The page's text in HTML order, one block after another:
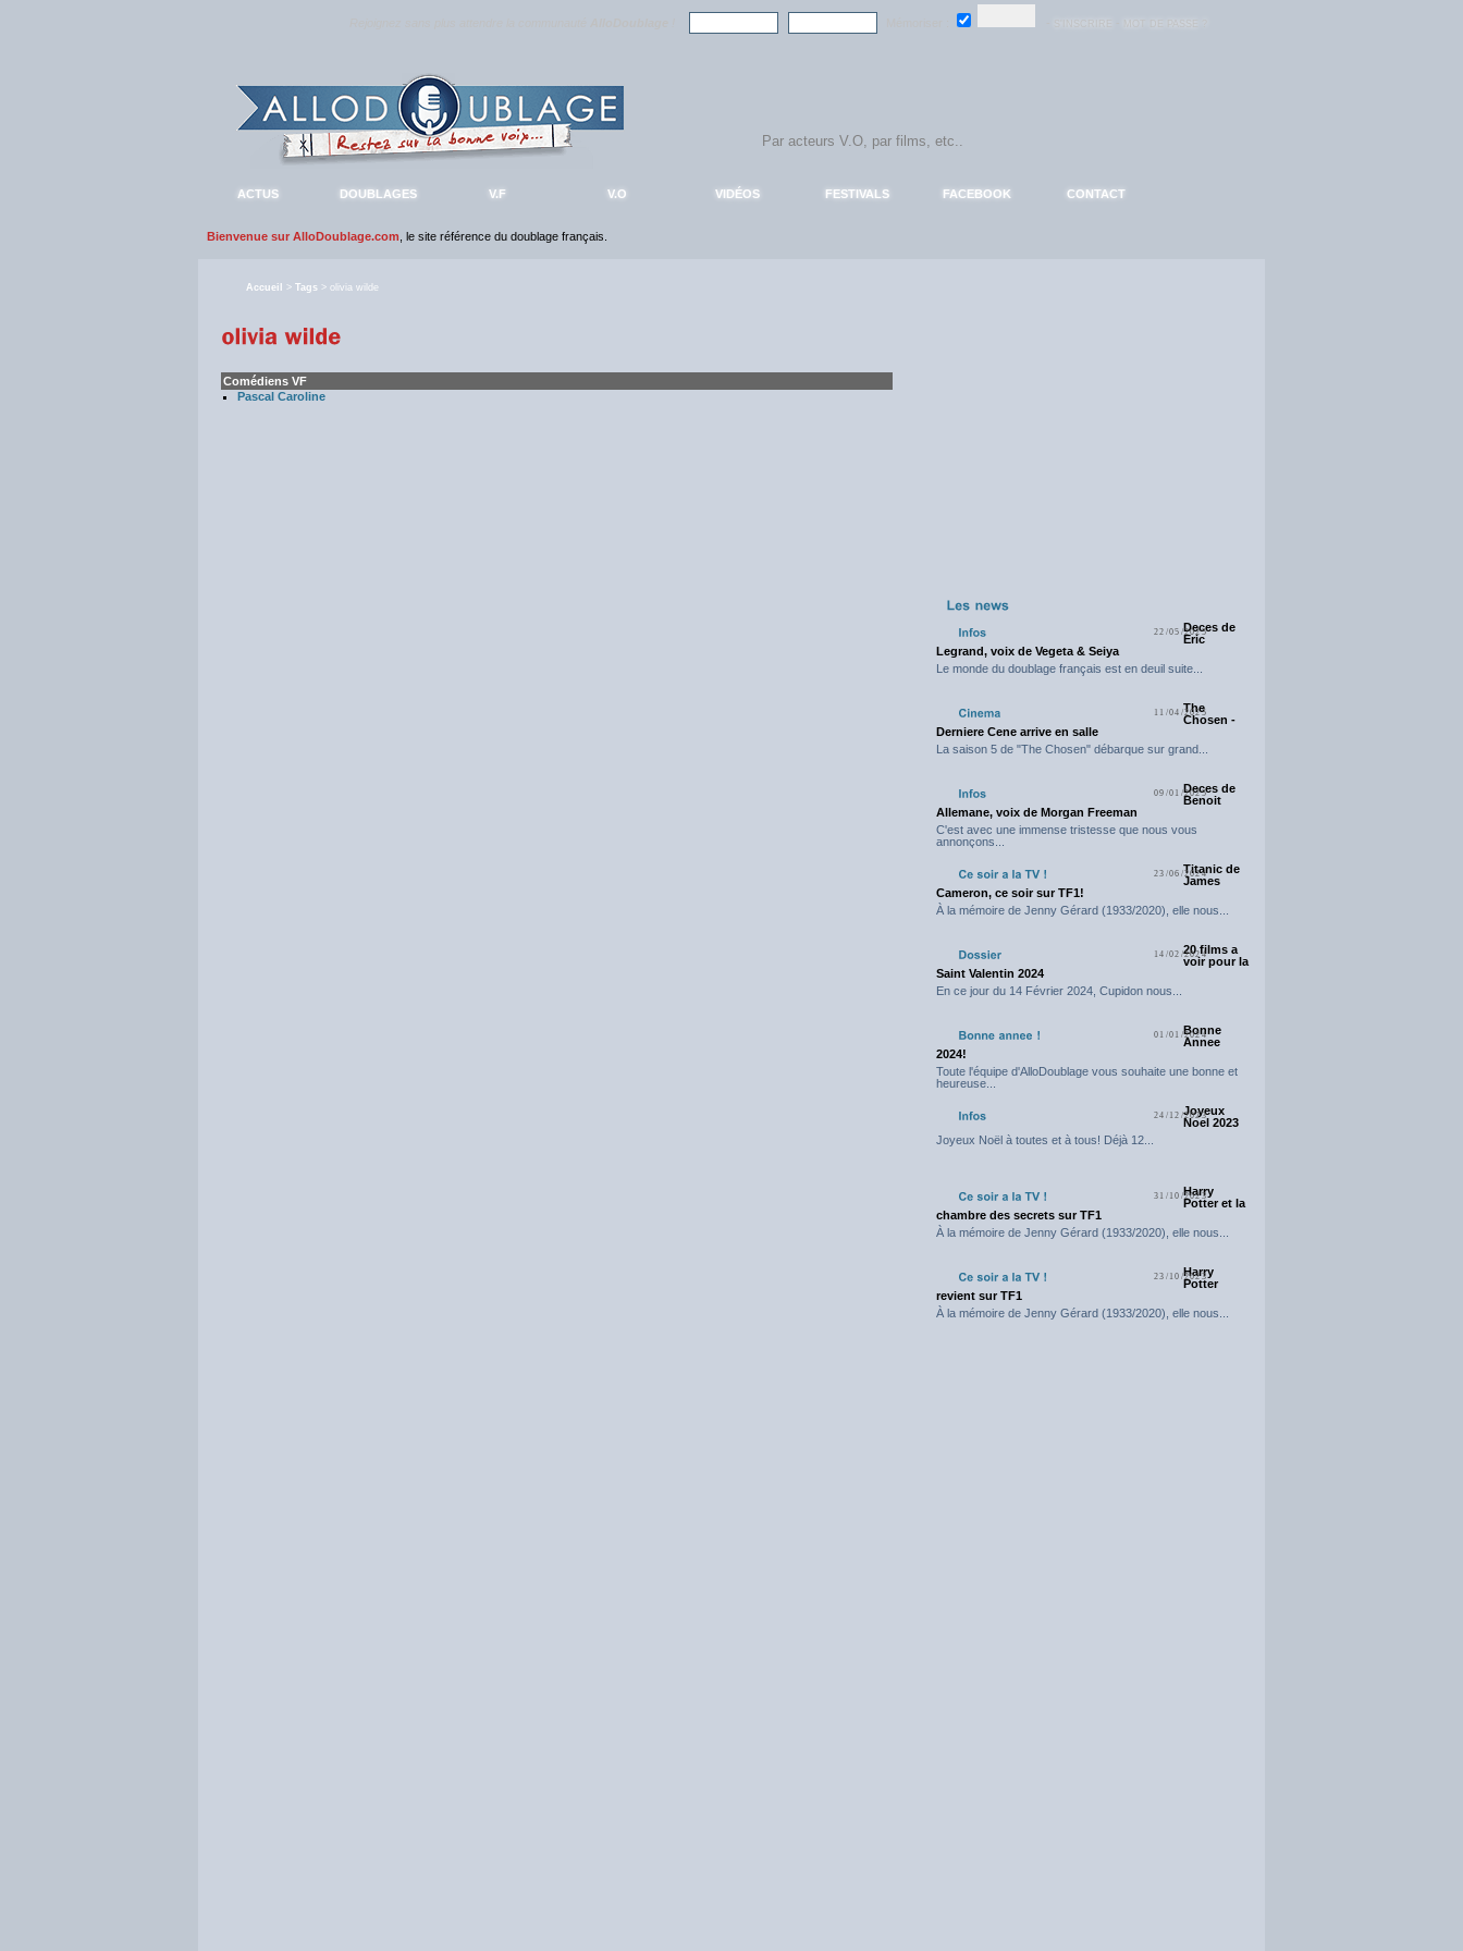
ACTUS DOUBLAGES V.F V.O VIDÉOS FESTIVALS FACEBOOK CONTACT
Bienvenue sur AlloDoublage.com , le site référence du doublage français.
Accueil > Tags > olivia wilde
Comédiens VF
Pascal Caroline
22/05/2025Deces de
Eric
Legrand, voix de Vegeta & Seiya
Le monde du doublage français est en deuil suite...
11/04/2025
The
Chosen -
Derniere Cene arrive en salle
La saison 5 de "The Chosen" débarque sur grand...
09/01/2025Deces de
Benoit
Allemane, voix de Morgan Freeman
C'est avec une immense tristesse que nous vous
annonçons...
23/06/2024Titanic de
James
Cameron, ce soir sur TF1!
À la mémoire de Jenny Gérard (1933/2020), elle nous...
14/02/202420 films a
voir pour la
Saint Valentin 2024
En ce jour du 14 Février 2024, Cupidon nous...
01/01/2024
Bonne
Annee
2024!
Toute l'équipe d'AlloDoublage vous souhaite une bonne et
heureuse...
24/12/2023
Joyeux
Noel 2023
Joyeux Noël à toutes et à tous! Déjà 12...
31/10/2023
Harry
Potter et la
chambre des secrets sur TF1
À la mémoire de Jenny Gérard (1933/2020), elle nous...
23/10/2023
Harry
Potter
revient sur TF1
À la mémoire de Jenny Gérard (1933/2020), elle nous...